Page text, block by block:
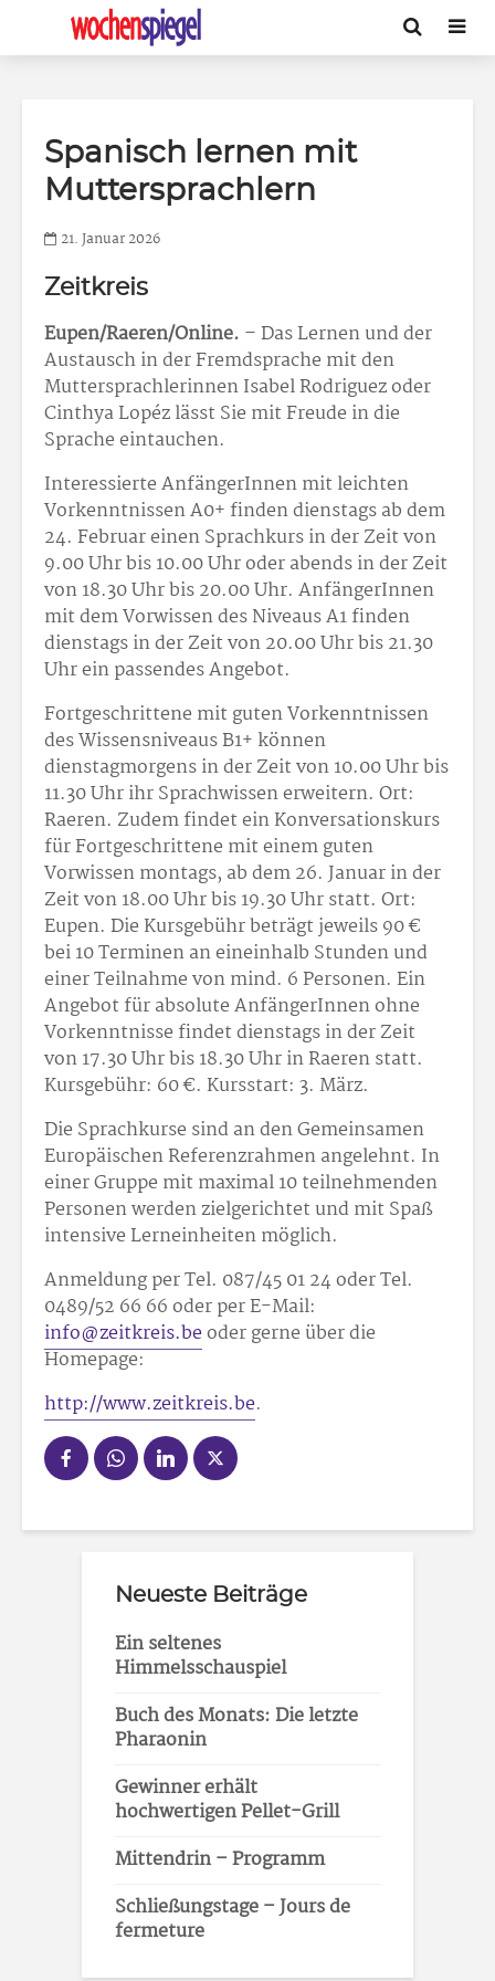
Spanisch lernen mit
Muttersprachlern
21. Januar 2026
Zeitkreis
Eupen/Raeren/Online. – Das Lernen und der
Austausch in der Fremdsprache mit den
Muttersprachlerinnen Isabel Rodriguez oder
Cinthya Lopéz lässt Sie mit Freude in die
Sprache eintauchen.
Interessierte AnfängerInnen mit leichten
Vorkenntnissen A0+ finden dienstags ab dem
24. Februar einen Sprachkurs in der Zeit von
9.00 Uhr bis 10.00 Uhr oder abends in der Zeit
von 18.30 Uhr bis 20.00 Uhr. AnfängerInnen
mit dem Vorwissen des Niveaus A1 finden
dienstags in der Zeit von 20.00 Uhr bis 21.30
Uhr ein passendes Angebot.
Fortgeschrittene mit guten Vorkenntnissen
des Wissensniveaus B1+ können
dienstagmorgens in der Zeit von 10.00 Uhr bis
11.30 Uhr ihr Sprachwissen erweitern. Ort:
Raeren. Zudem findet ein Konversationskurs
für Fortgeschrittene mit einem guten
Vorwissen montags, ab dem 26. Januar in der
Zeit von 18.00 Uhr bis 19.30 Uhr statt. Ort:
Eupen. Die Kursgebühr beträgt jeweils 90 €
bei 10 Terminen an eineinhalb Stunden und
einer Teilnahme von mind. 6 Personen. Ein
Angebot für absolute AnfängerInnen ohne
Vorkenntnisse findet dienstags in der Zeit
von 17.30 Uhr bis 18.30 Uhr in Raeren statt.
Kursgebühr: 60 €. Kursstart: 3. März.
Die Sprachkurse sind an den Gemeinsamen
Europäischen Referenzrahmen angelehnt. In
einer Gruppe mit maximal 10 teilnehmenden
Personen werden zielgerichtet und mit Spaß
intensive Lerneinheiten möglich.
Anmeldung per Tel. 087/45 01 24 oder Tel.
0489/52 66 66 oder per E-Mail:
info@zeitkreis.beoder gerne über die
Homepage:
http://www.zeitkreis.be.
Neueste Beiträge
Ein seltenes
Himmelsschauspiel
Buch des Monats: Die letzte
Pharaonin
Gewinner erhält
hochwertigen Pellet-Grill
Mittendrin – Programm
Schließungstage – Jours de
fermeture